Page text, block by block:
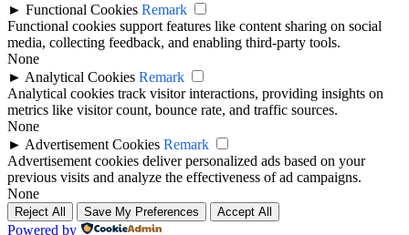
► Functional Cookies Remark
Functional cookies support features like content sharing on social
media, collecting feedback, and enabling third-party tools.
None
► Analytical Cookies Remark
Analytical cookies track visitor interactions, providing insights on
metrics like visitor count, bounce rate, and traffic sources.
None
► Advertisement Cookies Remark
Advertisement cookies deliver personalized ads based on your
previous visits and analyze the effectiveness of ad campaigns.
None
Reject All Save My Preferences Accept All
Powered by